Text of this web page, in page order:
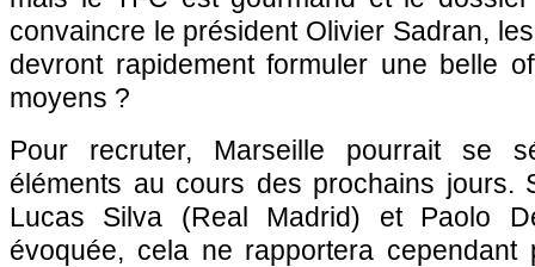
convaincre le président Olivier Sadran,
devront rapidement formuler une belle
moyens ?
Pour recruter, Marseille pourrait se
éléments au cours des prochains jours.
Lucas Silva (Real Madrid) et Paolo
évoquée, cela ne rapportera